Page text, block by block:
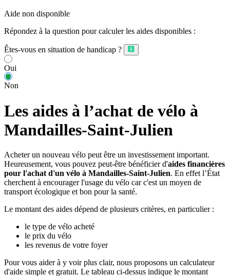
Aide non disponible
Répondez à la question pour calculer les aides disponibles :
Êtes-vous en situation de handicap ?
Oui
Non
Les aides à l’achat de vélo à
Mandailles-Saint-Julien
Acheter un nouveau vélo peut être un investissement important.
Heureusement, vous pouvez peut-être bénéficier d'aides financières
pour l'achat d'un vélo à Mandailles-Saint-Julien. En effet l’État
cherchent à encourager l'usage du vélo car c'est un moyen de
transport écologique et bon pour la santé.
Le montant des aides dépend de plusieurs critères, en particulier :
le type de vélo acheté
le prix du vélo
les revenus de votre foyer
Pour vous aider à y voir plus clair, nous proposons un calculateur
d'aide simple et gratuit. Le tableau ci-dessus indique le montant